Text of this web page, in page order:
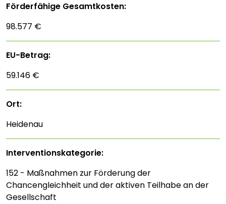
Förderfähige Gesamtkosten:
98.577 €
EU-Betrag:
59.146 €
Ort:
Heidenau
Interventions­kategorie:
152 - Maßnahmen zur Förderung der
Chancengleichheit und der aktiven Teilhabe an der
Gesellschaft